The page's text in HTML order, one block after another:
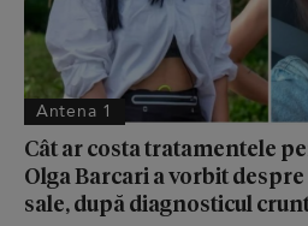
Antena 1
Cât ar costa tratamentele
Olga Barcari a vorbit
sale, după diagnosticul